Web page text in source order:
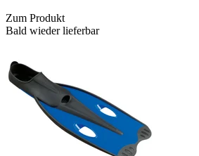
Zum Produkt
Bald wieder lieferbar